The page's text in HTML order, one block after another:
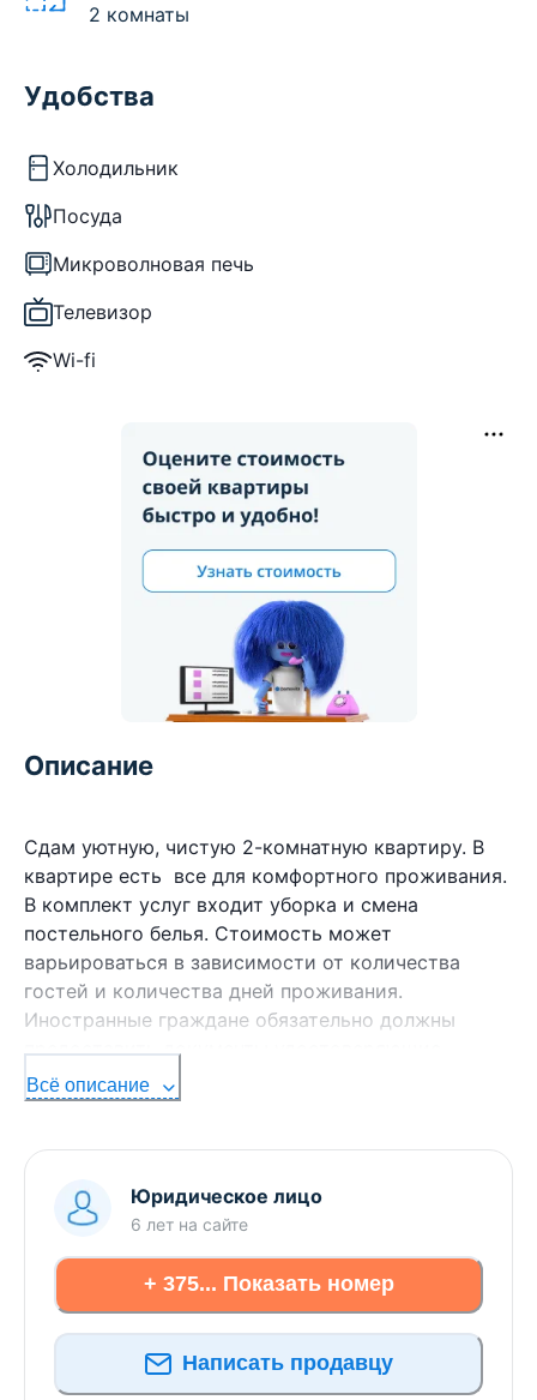
2 комнаты
Удобства
Холодильник
Посуда
Микроволновая печь
Телевизор
Wi-fi
Описание
Сдам уютную, чистую 2-комнатную квартиру. В
квартире есть все для комфортного проживания.
В комплект услуг входит уборка и смена
постельного белья. Стоимость может
варьироваться в зависимости от количества
гостей и количества дней проживания.
Иностранные граждане обязательно должны
предоставить документы удостоверяющие
личность.
Всё описание
Юридическое лицо
6 лет на сайте
+ 375... Показать номер
Написать продавцу